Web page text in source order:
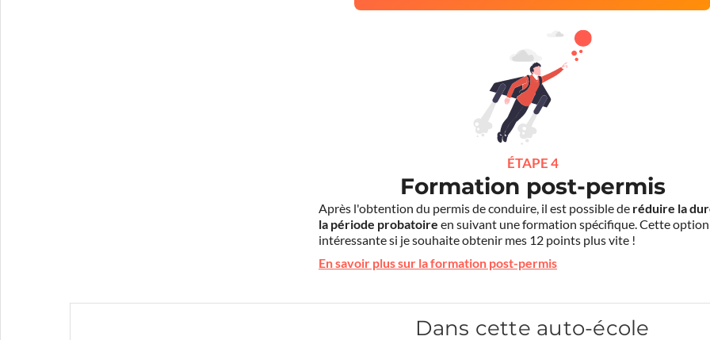
ÉTAPE 4
Formation post-permis
Après l'obtention du permis de conduire, il est possible de réduire la
la période probatoire en suivant une formation spécifique. Cette
intéressante si je souhaite obtenir mes 12 points plus vite !
En savoir plus sur la formation post-permis
Dans cette auto-école